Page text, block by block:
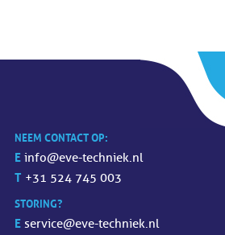
NEEM CONTACT OP:
E info@eve-techniek.nl
T +31 524 745 003
STORING?
E service@eve-techniek.nl